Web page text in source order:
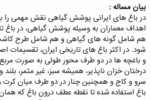
بیان مساله :
در باغ های ایرانی پوشش گیاهی نقش مهمی را
اهداف معماران به وسیله پوشش گیاهی، در باغ
هم شامل گونه های گیاهی و هم شامل طرح
شود. در اکثر باغ های تاریخی ایران، تقسیمات
و باغچه ها در دو طرف محور طولی به صورت
درختان خزان ناپذیر، همیشه سبز، غیر مثمر،
سرو و کاج و همچنین چنار در دو طرف میان
باغ استفاده شده تا نقطه عطف درون باغ که